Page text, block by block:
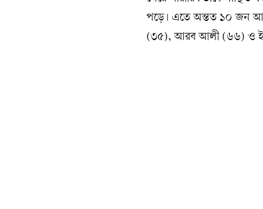
পড়ে। এতে অন্তত ১০ জন
(৩৫), আরব আলী (৬৬) ও